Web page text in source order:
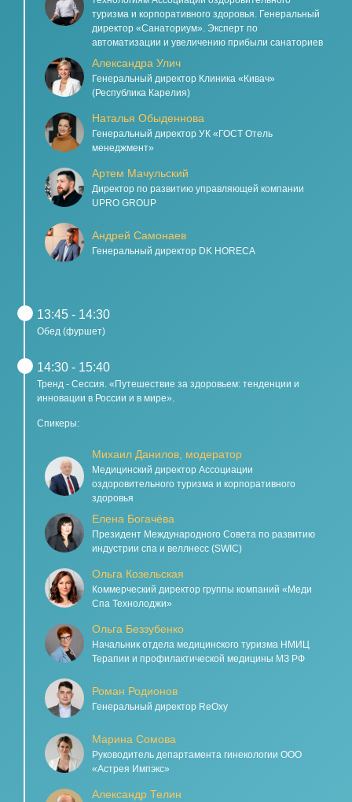
туризма и корпоративного здоровья. Генеральный
директор «Санаториум». Эксперт по
автоматизации и увеличению прибыли санаториев
Александра Улич
Генеральный директор Клиника «Кивач»
(Республика Карелия)
Наталья Обыденнова
Генеральный директор УК «ГОСТ Отель
менеджмент»
Артем Мачульский
Директор по развитию управляющей компании
UPRO GROUP
Андрей Самонаев
Генеральный директор DK HORECA
13:45 - 14:30
Обед (фуршет)
14:30 - 15:40
Тренд - Сессия. «Путешествие за здоровьем: тенденции и
инновации в России и в мире».
Спикеры:
Михаил Данилов, модератор
Медицинский директор Ассоциации
оздоровительного туризма и корпоративного
здоровья
Елена Богачёва
Президент Международного Совета по развитию
индустрии спа и веллнесс (SWIC)
Ольга Козельская
Коммерческий директор группы компаний «Меди
Спа Технолоджи»
Ольга Беззубенко
Начальник отдела медицинского туризма НМИЦ
Терапии и профилактической медицины МЗ РФ
Роман Родионов
Генеральный директор ReOxy
Марина Сомова
Руководитель департамента гинекологии ООО
«Астрея Импэкс»
Александр Телин